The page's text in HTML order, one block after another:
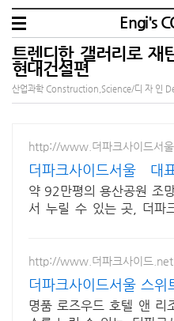
Engi's
트렌디한 갤러리로 재
현대건설편
산업과학 Construction,Science/디 자 인
http://www.더파크사이드서
더파크사이드서울 대
현대건설의 대규모 프
약 92만평의 용산공원 조
서 누릴 수 있는 곳, 더파
http://www.더파크사이드.net
더파크사이드서울 스위
세계백화점 프리미엄
명품 로즈우드 호텔 앤 리